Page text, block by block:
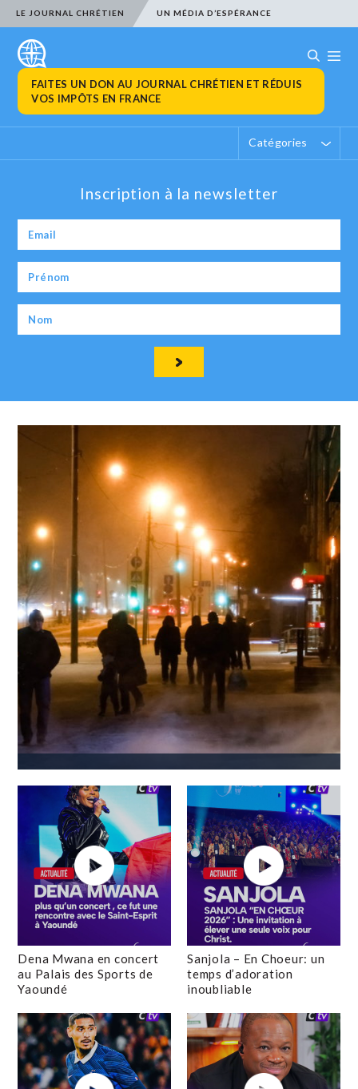
LE JOURNAL CHRÉTIEN UN MÉDIA D’ESPÉRANCE
FAITES UN DON AU JOURNAL CHRÉTIEN ET RÉDUIS
VOS IMPÔTS EN FRANCE
Catégories
Inscription à la newsletter
Dena Mwana en concert
au Palais des Sports de
Yaoundé
Sanjola – En Choeur: un
temps d’adoration
inoubliable